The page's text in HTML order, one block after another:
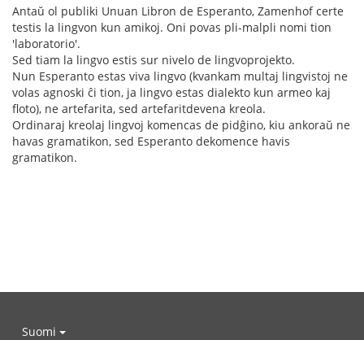
Antaŭ ol publiki Unuan Libron de Esperanto, Zamenhof certe
testis la lingvon kun amikoj. Oni povas pli-malpli nomi tion
'laboratorio'.
Sed tiam la lingvo estis sur nivelo de lingvoprojekto.
Nun Esperanto estas viva lingvo (kvankam multaj lingvistoj ne
volas agnoski ĉi tion, ja lingvo estas dialekto kun armeo kaj
floto), ne artefarita, sed artefaritdevena kreola.
Ordinaraj kreolaj lingvoj komencas de pidĝino, kiu ankoraŭ ne
havas gramatikon, sed Esperanto dekomence havis
gramatikon.
Suomi